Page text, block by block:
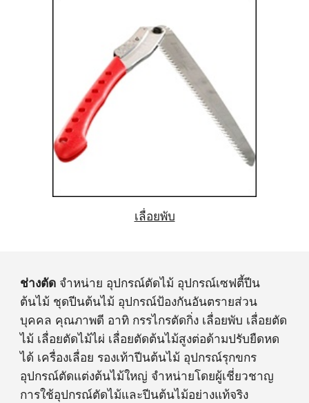
เลื่อยพับ
ช่างตัด จำหน่าย อุปกรณ์ตัดไม้ อุปกรณ์เซฟตี้ปีน
ต้นไม้ ชุดปีนต้นไม้ อุปกรณ์ป้องกันอันตรายส่วน
บุคคล คุณภาพดี อาทิ กรรไกรตัดกิ่ง เลื่อยพับ เลื่อยตัด
ไม้ เลื่อยตัดไม้ไผ่ เลื่อยตัดต้นไม้สูงต่อด้ามปรับยืดหด
ได้ เครื่องเลื่อย รองเท้าปีนต้นไม้ อุปกรณ์รุกขกร
อุปกรณ์ตัดแต่งต้นไม้ใหญ่ จำหน่ายโดยผู้เชี่ยวชาญ
การใช้อุปกรณ์ตัดไม้และปีนต้นไม้อย่างแท้จริง